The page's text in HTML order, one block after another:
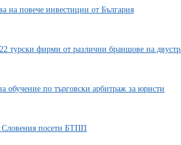
на повече инвестиции от България
турски фирми от различни браншове на
обучение по търговски арбитраж за юристи
Словения посети БТПП